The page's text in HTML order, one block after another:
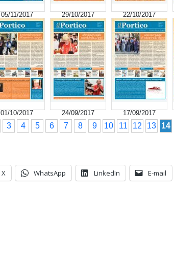
05/11/2017 29/10/2017 22/10/2017
01/10/2017 24/09/2017 17/09/2017
3 4 5 6 7 8 9 10 11 12 13 14
X WhatsApp LinkedIn E-mail